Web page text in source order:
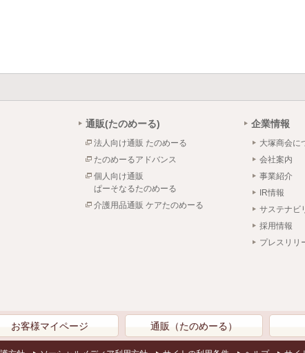
通販(たのめーる)
法人向け通販 たのめーる
たのめーるアドバンス
個人向け通販
ぱーそなるたのめーる
介護用品通販 ケアたのめーる
企業情報
大塚商会に
会社案内
事業紹介
IR情報
サステナビ
採用情報
プレスリリ
お客様マイページ 通販（たのめーる）